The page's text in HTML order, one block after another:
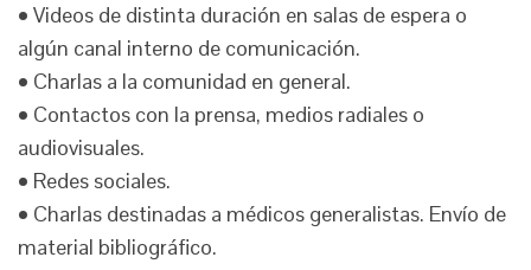
• Videos de distinta duración en salas de espera o
algún canal interno de comunicación.
• Charlas a la comunidad en general.
• Contactos con la prensa, medios radiales o
audiovisuales.
• Redes sociales.
• Charlas destinadas a médicos generalistas. Envío de
material bibliográfico.